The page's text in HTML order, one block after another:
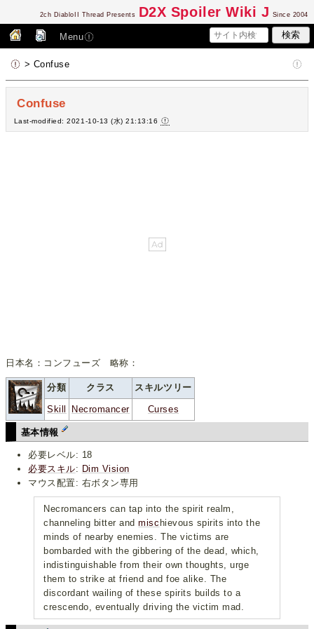
2ch DiabloII Thread Presents D2X Spoiler Wiki J Since 2004
Menu
> Confuse
Confuse
Last-modified: 2021-10-13 (水) 21:13:16
日本名：コンフューズ 略称：
分類 クラス スキルツリー
Skill Necromancer Curses
基本情報
必要レベル: 18
必要スキル: Dim Vision
マウス配置: 右ボタン専用
Necromancers can tap into the spirit realm,
channeling bitter andmisc hievous spirits into the
minds of nearby enemies. The victims are
bombarded with the gibbering of the dead, which,
indistinguishable from their own thoughts, urge
them to strike at friend and foe alike. The
discordant wailing of these spirits builds to a
crescendo, eventually driving the victim mad.